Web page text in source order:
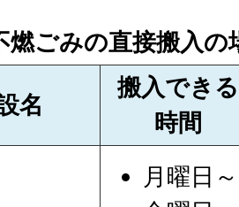
燃ごみの直接搬入の
名
搬入できる
時間
月曜日～